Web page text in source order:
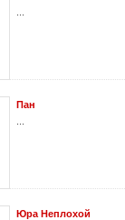
Пан
Юра Неплохой